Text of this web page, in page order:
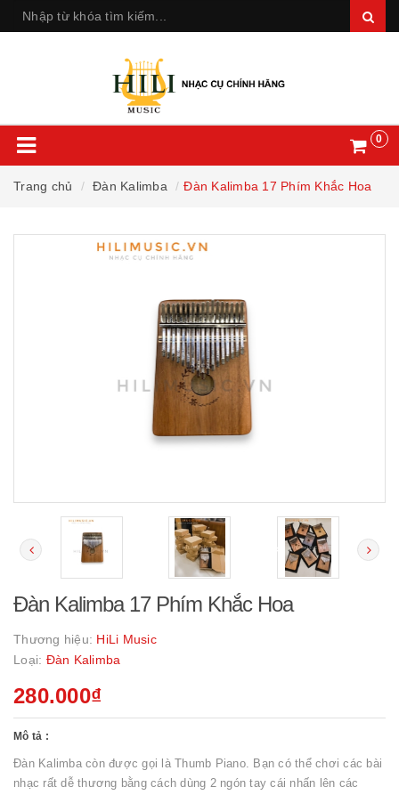
0
Trang chủ Đàn Kalimba Đàn Kalimba 17 Phím Khắc Hoa
Đàn Kalimba 17 Phím Khắc Hoa
Thương hiệu: HiLi Music
Loại: Đàn Kalimba
280.000₫
Mô tả :
Đàn Kalimba còn được gọi là Thumb Piano. Bạn có thể chơi các bài
nhạc rất dễ thương bằng cách dùng 2 ngón tay cái nhấn lên các